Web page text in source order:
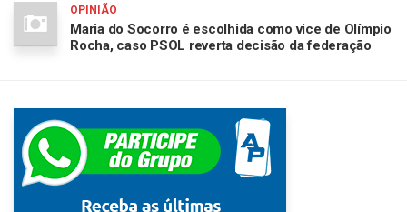
OPINIÃO
Maria do Socorro é escolhida como vice de Olímpio
Rocha, caso PSOL reverta decisão da federação